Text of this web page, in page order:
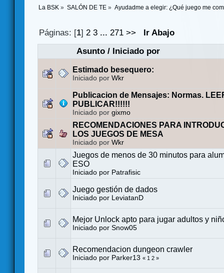
La BSK » SALÓN DE TE » Ayudadme a elegir: ¿Qué juego me
Páginas: [1]2 3 ...271 >>
Ir Abajo
Asunto/ Iniciado por
Estimado besequero:
Iniciado por Wkr
Publicacion de Mensajes: Normas.
PUBLICAR!!!!!!
Iniciado por gixmo
RECOMENDACIONES PARA
LOS JUEGOS DE MESA
Iniciado por Wkr
Juegos de menos de 30 minutos para
ESO
Iniciado por Patrafisic
Juego gestión de dados
Iniciado por LeviatanD
Mejor Unlock apto para jugar adultos y
Iniciado por Snow05
Recomendacion dungeon crawler
Iniciado por Parker13 « 1 2 »